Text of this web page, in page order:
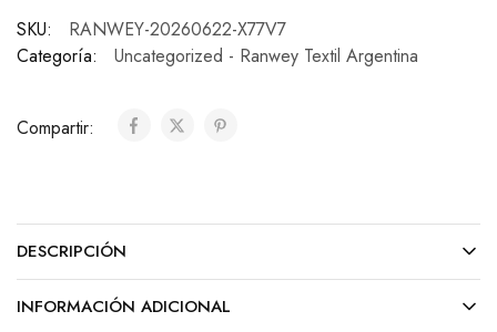
SKU:
RANWEY-20260622-X77V7
Categoría:
Uncategorized - Ranwey Textil Argentina
Compartir:
DESCRIPCIÓN
INFORMACIÓN ADICIONAL